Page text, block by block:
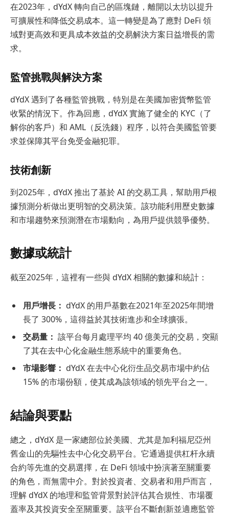
在2023年，dYdX 轉向自己的區塊鏈，離開以太坊以提升
可擴展性和降低交易成本。這一轉變是為了應對 DeFi 領
域對更高效和更具成本效益的交易解決方案日益增長的需
求。
監管挑戰與解決方案
dYdX 遇到了各種監管挑戰，特別是在美國加密貨幣監管
收緊的情況下。作為回應，dYdX 實施了健全的 KYC（了
解你的客戶）和 AML（反洗錢）程序，以符合美國監管要
求並保障其平台免受金融犯罪。
技術創新
到2025年，dYdX 推出了基於 AI 的交易工具，幫助用戶根
據預測分析做出更明智的交易決策。該功能利用歷史數據
和市場趨勢來預測潛在市場動向，為用戶提供競爭優勢。
數據或統計
截至2025年，這裡有一些與 dYdX 相關的數據和統計：
用戶增長： dYdX 的用戶基數在2021年至2025年間增
長了 300%，這得益於其技術進步和全球擴張。
交易量： 該平台每月處理平均 40 億美元的交易，突顯
了其在去中心化金融生態系統中的重要角色。
市場影響： dYdX 在去中心化衍生品交易市場中約佔
15% 的市場份額，使其成為該領域的領先平台之一。
結論與要點
總之，dYdX 是一家總部位於美國、尤其是加利福尼亞州
舊金山的先驅性去中心化交易平台。它通過提供杠杆永續
合約等先進的交易選擇，在 DeFi 領域中扮演著至關重要
的角色，而無需中介。對於投資者、交易者和用戶而言，
理解 dYdX 的地理和監管背景對於評估其合規性、市場覆
蓋率及其投資安全至關重要。該平台不斷創新並適應監管